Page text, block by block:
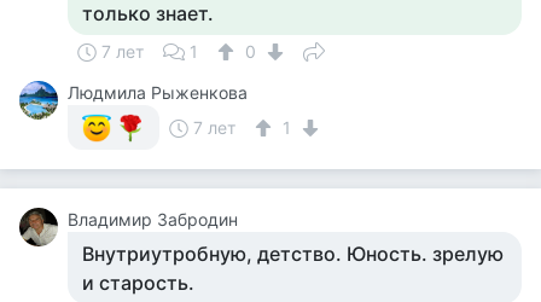
только знает.
7 лет 1
0
Людмила Рыженкова
7 лет
1
Владимир Забродин
Внутриутробную, детство. Юность. зрелую
и старость.